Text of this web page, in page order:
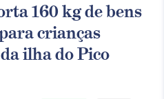
160 kg de bens
crianças
ilha do Pico